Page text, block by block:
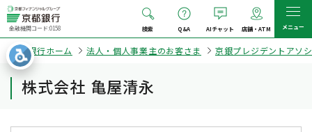
金融機関コード:0158 検索 Q&A AIチャット 店舗・ATM メニュー
京都銀行ホーム 法人・個人事業主のお客さま 京銀プレジデントアソ
株式会社 亀屋清永